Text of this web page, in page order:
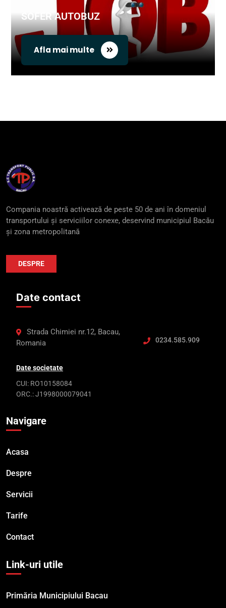
SOFER AUTOBUZ
Afla mai multe
Compania noastră activează de peste 50 de ani în domeniul
transportului și serviciilor conexe, deservind municipiul Bacău
și zona metropolitană
DESPRE
Date contact
Strada Chimiei nr.12, Bacau,
Romania
0234.585.909
Date societate
CUI: RO10158084
ORC.: J1998000079041
Navigare
Acasa
Despre
Servicii
Tarife
Contact
Link-uri utile
Primăria Municipiului Bacau